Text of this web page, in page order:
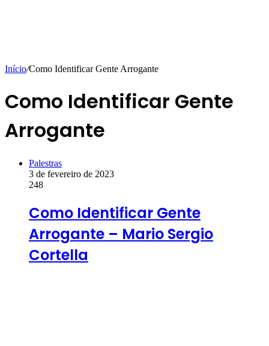
Início/Como Identificar Gente Arrogante
Como Identificar Gente
Arrogante
Palestras
3 de fevereiro de 2023
248
Como Identificar Gente
Arrogante – Mario Sergio
Cortella